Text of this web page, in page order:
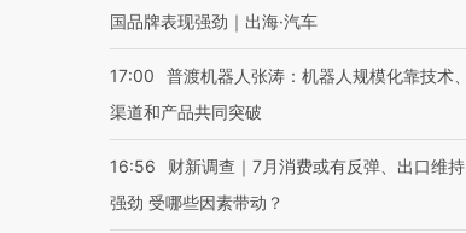
国品牌表现强劲｜出海·汽车
17:00
普渡机器人张涛：机器人规模化靠技术、
渠道和产品共同突破
16:56
财新调查｜7月消费或有反弹、出口维持
强劲 受哪些因素带动？